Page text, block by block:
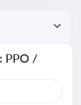
РРО /